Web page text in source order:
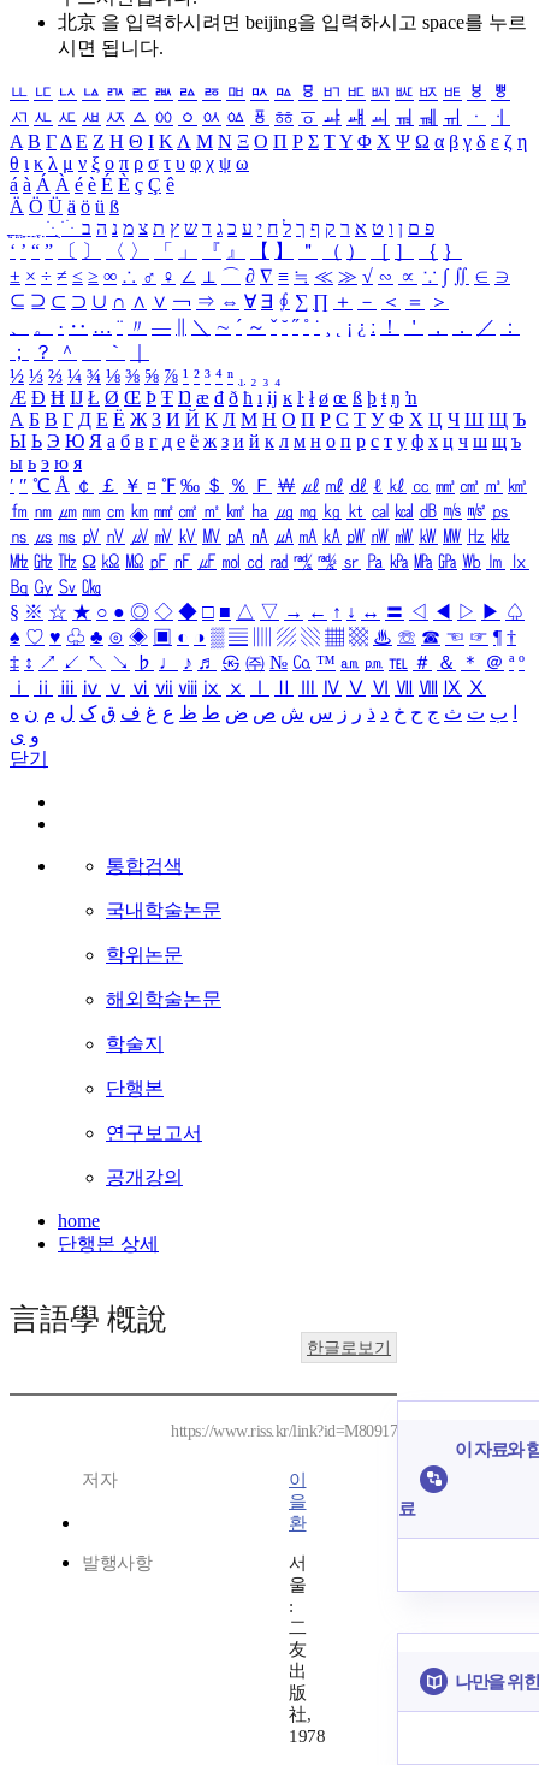
北京 을 입력하시려면 beijing을 입력하시고 space를 누르
시면 됩니다.
ㅥ ㅦ ㅧ ㅨ ㅩ ㅪ ㅫ ㅬ ㅭ ㅮ ㅯ ㅰ ㅱ ㅲ ㅳ ㅴ ㅵ ㅶ ㅷ ㅸ
ㅹ
ㅺ ㅻ ㅼ ㅽ ㅾ ㅿ ㆀ ㆁ ㆂ ㆃ ㆄ ㆅ ㆆ ㆇ ㆈ ㆉ ㆊ ㆋ ㆌ ㆍ
ㆎ
Α Β ΓΔ Ε Ζ Η Θ Ι ΚΛ Μ Ν Ξ Ο Π Ρ Σ ΤΥ Φ Χ Ψ Ω α β γ δ ε ζ η
θ ι κ λ μ ν ξ ο π ρ σ τ υ φ χ ψ ω
á à Á À é è É È ç Ç ê
Ä Ö Ü ä ö ü ß
ִֶֹ ֻּ ׁׂ פ ם ן ו ט א ר ק ף ך ל ח י ע כ ג ד ש ץ ת צ מ נ ה ב
‘ ’ “ ” 〔 〕 〈 〉 「 」 『 』 【 】 ＂ （ ） ［ ］ ｛ ｝
± × ÷ ≠ ≤ ≥ ∞ ∴ ♂ ♀ ∠ ⊥ ⌒ ∂ ∇ ≡ ≒ ≪ ≫ √ ∽ ∝ ∵ ∫ ∬ ∈ ∋
⊆ ⊇ ⊂ ⊃ ∪ ∩ ∧ ∨ ￢ ⇒ ⇔ ∀ ∃ ∮ ∑ ∏ ＋ － ＜ ＝
＞
、
。 · ‥ … ¨ 〃 ― ＼ ∼ ´ ～ ˇ ˘ ˝ ˚ ˙ ¸ ¡ ¿ ː ！ ＇ ， ． ／
：
；
？ ＾ ｀
½ ⅓ ⅔ ¼ ¾ ⅛ ⅜ ⅝ ⅞ ¹ ² ³ ⁴ ⁿ ₁ ₂ ₃ ₄
Æ Ð Ħ Ĳ Ł Ø Œ Þ Ŧ Ŋ æ đ ð ħ ı ĳ ĸ ŀ ł ø œ ß þ ŧ ŋ ŉ
А Б В Г Д Е Ё Ж З И Й К Л М Н О П Р С Т У Ф Х Ц Ч Ш Щ Ъ
Ы Ь Э Ю Я а б в г д е ё ж з и й к л м н о п р с т у ф х ц ч ш щ ъ
ы ь э ю я
′ ″ ℃ Å ￠ ￡ ￥ ¤ ℉ ‰ ＄ ％ Ｆ ￦ ㎕ ㎖ ㎗ ℓ ㎘ ㏄ ㎣ ㎤ ㎥ ㎦
㎙ ㎚ ㎛ ㎜ ㎝ ㎞ ㎟ ㎠ ㎡ ㎢ ㏊ ㎍ ㎎ ㎏ ㏏ ㎈ ㎉ ㏈ ㎧ ㎨ ㎰
㎱ ㎲ ㎳ ㎴ ㎵ ㎶ ㎷ ㎸ ㎹ ㎀ ㎁ ㎂ ㎃ ㎄ ㎺ ㎻ ㎽ ㎾ ㎿ ㎐ ㎑
㎒ ㎓ ㎔ Ω ㏀ ㏁ ㎊ ㎋ ㎌ ㏖ ㏅ ㎭ ㎮ ㎯ ㏛ ㎩ ㎪ ㎫ ㎬ ㏝ ㏐
㏓
㏃ ㏉ ㏜ ㏆
§ ※ ☆ ★ ○ ● ◎ ◇ ◆ □ ■ △ ▽ → ← ↑ ↓ ↔ 〓 ◁ ◀ ▷ ▶ ♤
♠ ♡ ♥ ♧ ♣ ⊙ ◈ ▣ ◐ ◑ ▒ ▤ ▨ ▧ ▦ ▩ ♨ ☏ ☎ ☜ ☞ ¶ †
‡ ↕ ↗ ↙ ↖ ↘ ♭ ♩ ♪ ♬ ㉿ ㈜ № ㏇ ™ ㏂ ㏘ ℡ ＃ ＆ ＊ ＠ ª º
ⅰ
ⅱ ⅲ ⅳ ⅴ ⅵ ⅶ ⅷ ⅸ ⅹ Ⅳ Ⅴ Ⅵ Ⅶ Ⅷ Ⅸ Ⅹ
ب ت ث ج ح خ د ذ ر ز س ش ص ض ط ظ ع غ ف ق ک ل م ن ه
و ی
닫기
통합검색
국내학술논문
학위논문
해외학술논문
학술지
단행본
연구보고서
공개강의
home
단행본 상세
言語學 槪說
한글로보기
https://www.riss.kr/link?id=M80917
저자
이
을
환
발행사항
서
울
:
二
友
出
版
社,
1978
이 자료와
료
나만을 위